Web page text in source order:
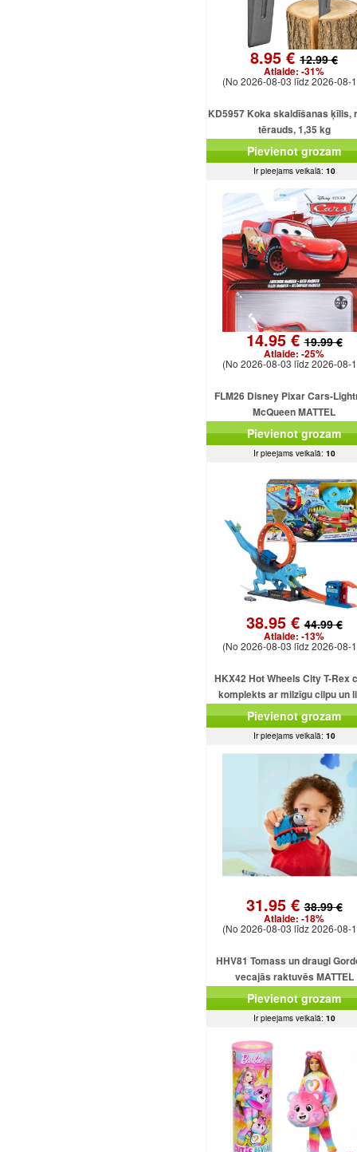
8.95 €12.99 €
Atlaide: -31%
(No 2026-08-03 līdz 2026-08-
KD5957 Koka skaldīšanas ķīlis,
tērauds, 1,35 kg
Pievienot grozam
Ir pieejams veikalā: 10
14.95 €19.99 €
Atlaide: -25%
(No 2026-08-03 līdz 2026-08-
FLM26 Disney Pixar Cars-
McQueen MATTEL
Pievienot grozam
Ir pieejams veikalā: 10
38.95 €44.99 €
Atlaide: -13%
(No 2026-08-03 līdz 2026-08-
HKX42 Hot Wheels City T-Rex
komplekts ar milzīgu cilpu un
dinozauru
Pievienot grozam
Ir pieejams veikalā: 10
31.95 €38.99 €
Atlaide: -18%
(No 2026-08-03 līdz 2026-08-
HHV81 Tomass un draugi
vecajās raktuvēs MATTEL
Pievienot grozam
Ir pieejams veikalā: 10